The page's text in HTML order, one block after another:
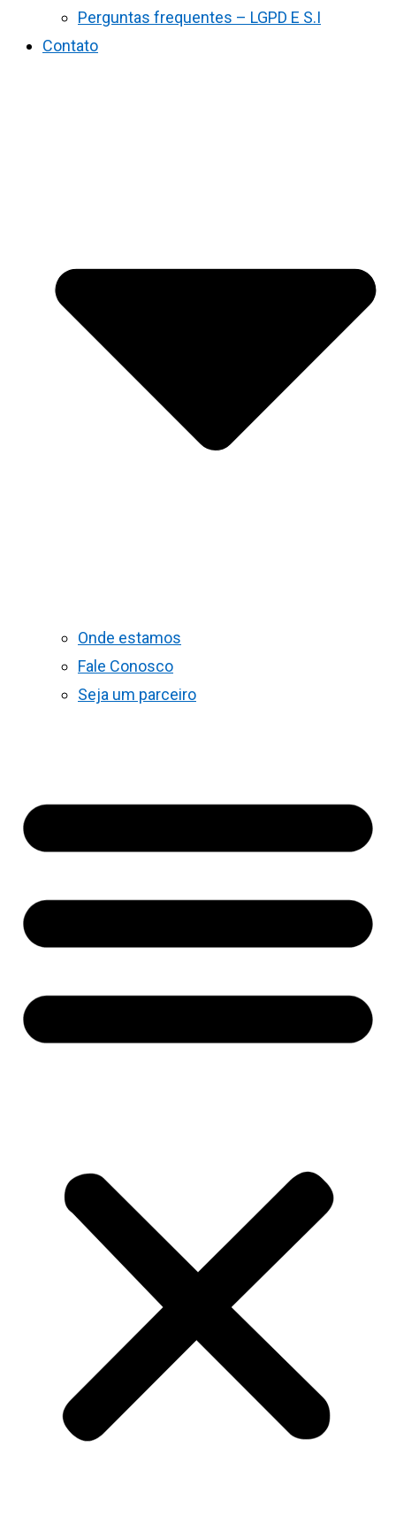
Perguntas frequentes – LGPD E S.I
Contato
Onde estamos
Fale Conosco
Seja um parceiro